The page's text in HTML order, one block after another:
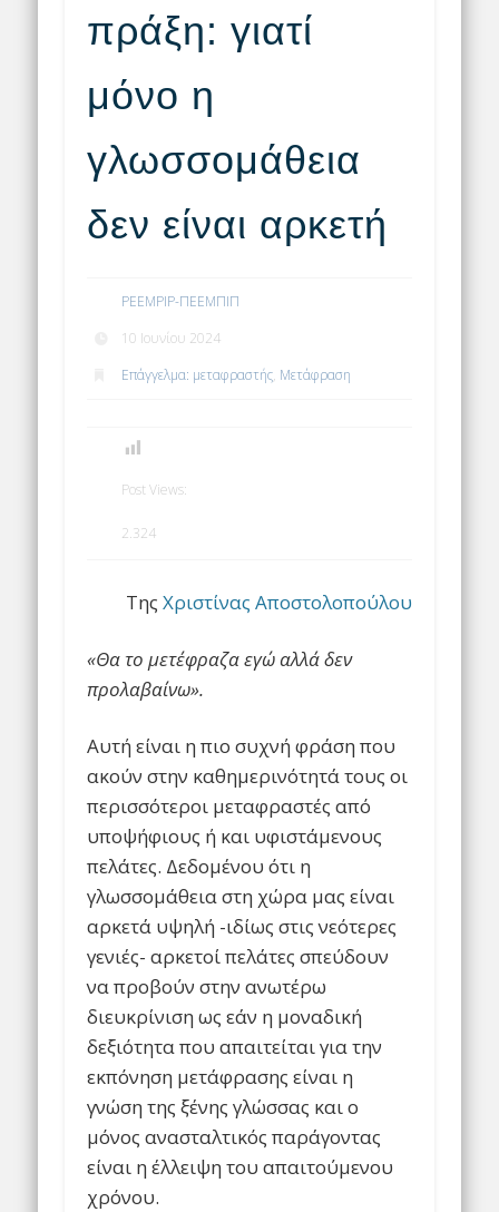
πράξη: γιατί
μόνο η
γλωσσομάθεια
δεν είναι αρκετή
PEEMPIP-ΠΕΕΜΠΙΠ
10 Ιουνίου 2024
Επάγγελμα: μεταφραστής, Μετάφραση
Post Views:
2.324
Της Χριστίνας Αποστολοπούλου
«Θα το μετέφραζα εγώ αλλά δεν
προλαβαίνω».
Αυτή είναι η πιο συχνή φράση που
ακούν στην καθημερινότητά τους οι
περισσότεροι μεταφραστές από
υποψήφιους ή και υφιστάμενους
πελάτες. Δεδομένου ότι η
γλωσσομάθεια στη χώρα μας είναι
αρκετά υψηλή -ιδίως στις νεότερες
γενιές- αρκετοί πελάτες σπεύδουν
να προβούν στην ανωτέρω
διευκρίνιση ως εάν η μοναδική
δεξιότητα που απαιτείται για την
εκπόνηση μετάφρασης είναι η
γνώση της ξένης γλώσσας και ο
μόνος ανασταλτικός παράγοντας
είναι η έλλειψη του απαιτούμενου
χρόνου.